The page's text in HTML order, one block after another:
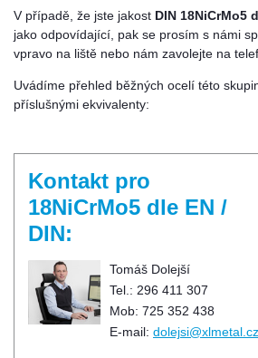
V případě, že jste jakost DIN 18NiCrMo5
jako odpovídající, pak se prosím s námi
vpravo na liště nebo nám zavolejte na
Uvádíme přehled běžných ocelí této
příslušnými ekvivalenty:
Kontakt pro
18NiCrMo5 dle EN /
DIN:
Tomáš Dolejší
Tel.: 296 411 307
Mob: 725 352 438
E-mail: dolejsi@xlmetal.cz